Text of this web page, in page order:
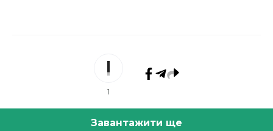
1
Завантажити ще